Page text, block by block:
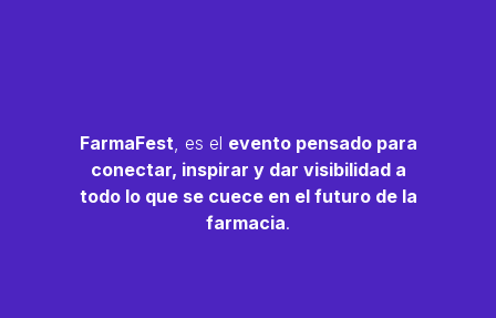
FarmaFest, es el evento pensado para
conectar, inspirar y dar visibilidad a
todo lo que se cuece en el futuro de la
farmacia.